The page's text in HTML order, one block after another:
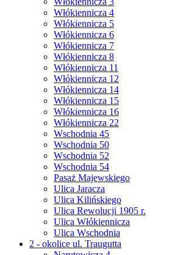
Włókiennicza 4
Włókiennicza 5
Włókiennicza 6
Włókiennicza 7
Włókiennicza 8
Włókiennicza 11
Włókiennicza 12
Włókiennicza 14
Włókiennicza 15
Włókiennicza 16
Włókiennicza 22
Wschodnia 45
Wschodnia 50
Wschodnia 52
Wschodnia 54
Pasaż Majewskiego
Ulica Jaracza
Ulica Kilińskiego
Ulica Rewolucji 1905 r.
Ulica Włókiennicza
Ulica Wschodnia
2 - okolice ul. Traugutta